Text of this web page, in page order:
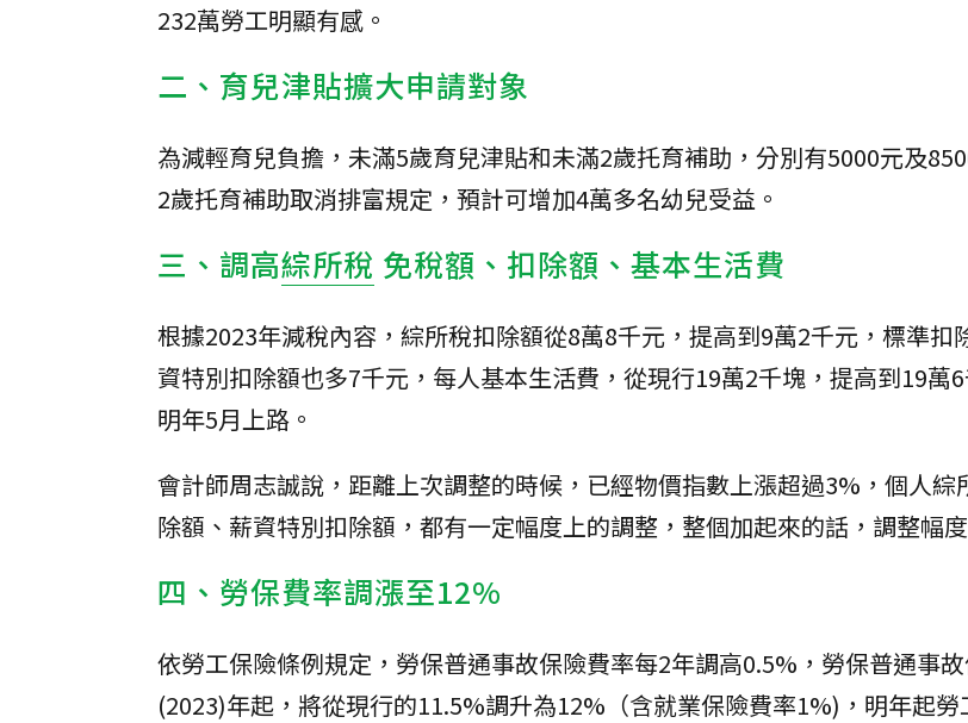
232萬勞工明顯有感。
二、育兒津貼擴大申請對象
為減輕育兒負擔，未滿5歲育兒津貼和未滿2歲托育補助，分別有5000元及
2歲托育補助取消排富規定，預計可增加4萬多名幼兒受益。
三、調高綜所稅 免稅額、扣除額、基本生活費
根據2023年減稅內容，綜所稅扣除額從8萬8千元，提高到9萬2千元，標準扣
資特別扣除額也多7千元，每人基本生活費，從現行19萬2千塊，提高到19萬
明年5月上路。
會計師周志誠說，距離上次調整的時候，已經物價指數上漲超過3%，個人綜
除額、薪資特別扣除額，都有一定幅度上的調整，整個加起來的話，調整幅
四、勞保費率調漲至12%
依勞工保險條例規定，勞保普通事故保險費率每2年調高0.5%，勞保普通事
(2023)年起，將從現行的11.5%調升為12%（含就業保險費率1%)，明年起